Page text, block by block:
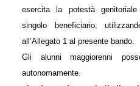
esercita la potestà
singolo beneficiario,
all’Allegato 1 al presente bando.
Gli alunni maggiorenni
autonomamente.